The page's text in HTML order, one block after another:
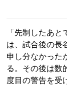
「先制したあ
は、試合後の長
申し分なかった
る。その後は数
度目の警告を受